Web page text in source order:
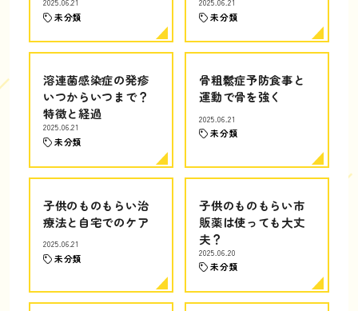
2025.06.21
未分類
2025.06.21
未分類
溶連菌感染症の発疹
いつからいつまで？
特徴と経過
2025.06.21
未分類
骨粗鬆症予防食事と
運動で骨を強く
2025.06.21
未分類
子供のものもらい治
療法と自宅でのケア
2025.06.21
未分類
子供のものもらい市
販薬は使っても大丈
夫？
2025.06.20
未分類